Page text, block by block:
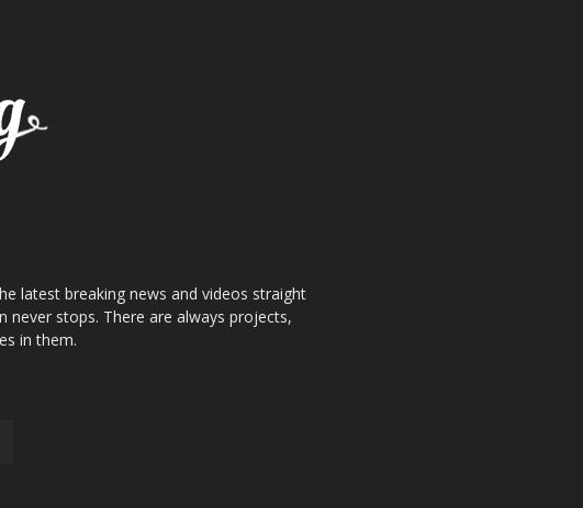
latest breaking news and videos straight
never stops. There are always projects,
in them.